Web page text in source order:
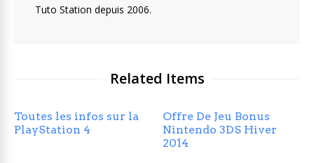
Tuto Station depuis 2006.
Related Items
Toutes les infos sur la
PlayStation 4
Offre De Jeu Bonus
Nintendo 3DS Hiver
2014